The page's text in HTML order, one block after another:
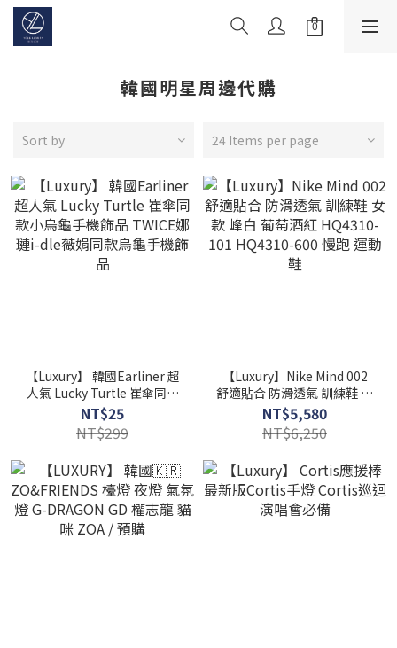
韓國明星周邊代購
Sort by 24 Items per page
【Luxury】 韓國Earliner 超
人氣 Lucky Turtle 崔傘同款
小烏龜手機飾品 TWICE娜璉
i-dle薇娟同款烏龜手機飾品
NT$25
NT$299
【Luxury】Nike Mind 002
舒適貼合 防滑透氣 訓練鞋 女
款 峰白 葡萄酒紅 HQ4310-
101 HQ4310-600 慢跑 運動
鞋
NT$5,580
NT$6,250